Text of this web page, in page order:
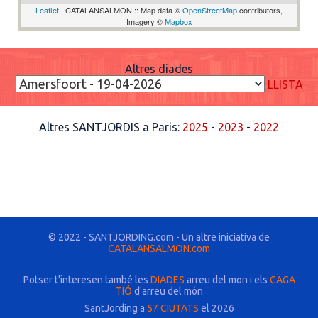
Leaflet | CATALANSALMON :: Map data ©OpenStreetMapcontributors,
Imagery ©Mapbox
Altres diades
LLISTA
Altres SANTJORDIS a Paris: 2025 - 2023 - 2022
© 2022 - SANTJORDING.com - Un altre iniciativa de
CATALANSALMON.com
Potser t'interesen també les DIADES arreu del mon i els CAGA
TIÓ d'arreu del món
SantJording a 57 CIUTATS el 2026